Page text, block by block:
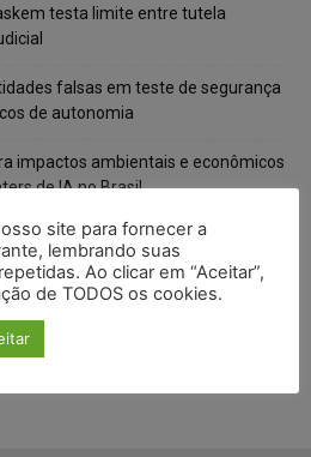
testa limite entre tutela
falsas em teste de segurança
de autonomia
impactos ambientais e econômicos
de IA no Brasil
das urnas eletrônicas tornam-se
digital e lacração
constitucionalidade da proibição
site para fornecer a
lembrando suas
Ao clicar em “Aceitar”,
de TODOS os cookies.